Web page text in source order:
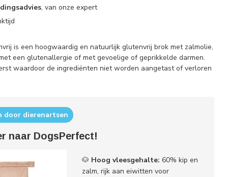
, van onze expert
is een hoogwaardig en natuurlijk glutenvrij brok met zalmolie,
een glutenallergie of met gevoelige of geprikkelde darmen.
waardoor de ingrediënten niet worden aangetast of verloren
door dierenartsen
naar DogsPerfect!
🐶 Hoog vleesgehalte: 60% kip en
zalm, rijk aan eiwitten voor